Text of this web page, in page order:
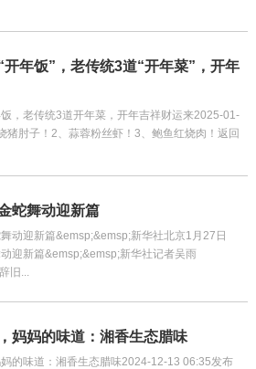
开年饭”，老传统3道“开年菜”，开年
，老传统3道开年菜，开年吉祥财运来2025-01-
猪肘子！2、蒜蓉粉丝虾！3、鲍鱼红烧肉！返回
蛇舞动迎新篇
动迎新篇&emsp;&emsp;新华社北京1月27日
迎新篇&emsp;&emsp;新华社记者吴雨
旧...
妈妈的味道：湘香生态腊味
的味道：湘香生态腊味2024-12-13 06:35发布